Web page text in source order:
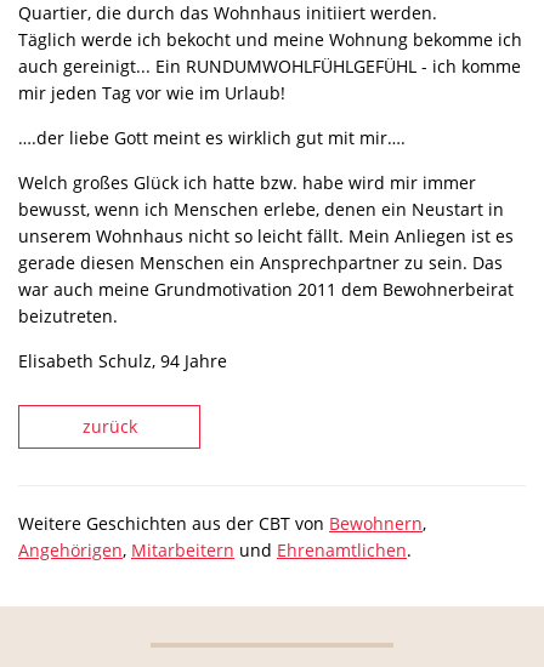
Quartier, die durch das Wohnhaus initiiert werden.
Täglich werde ich bekocht und meine Wohnung bekomme ich
auch gereinigt... Ein RUNDUMWOHLFÜHLGEFÜHL - ich komme
mir jeden Tag vor wie im Urlaub!
….der liebe Gott meint es wirklich gut mit mir….
Welch großes Glück ich hatte bzw. habe wird mir immer
bewusst, wenn ich Menschen erlebe, denen ein Neustart in
unserem Wohnhaus nicht so leicht fällt. Mein Anliegen ist es
gerade diesen Menschen ein Ansprechpartner zu sein. Das
war auch meine Grundmotivation 2011 dem Bewohnerbeirat
beizutreten.
Elisabeth Schulz, 94 Jahre
zurück
Weitere Geschichten aus der CBT von Bewohnern,
Angehörigen, Mitarbeitern und Ehrenamtlichen.